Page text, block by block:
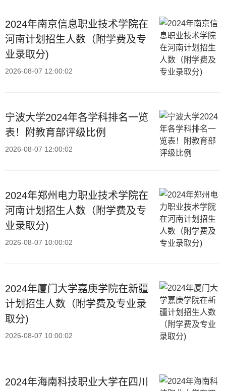
2024年南京信息职业技术学院在
河南计划招生人数（附学费及专
业录取分)
2026-08-07 12:00:02
宁波大学2024年各学科排名一览
表！附教育部评级比例
2026-08-07 12:00:02
2024年郑州电力职业技术学院在
河南计划招生人数（附学费及专
业录取分)
2026-08-07 10:00:02
2024年厦门大学嘉庚学院在新疆
计划招生人数（附学费及专业录
取分)
2026-08-07 10:00:02
2024年海南科技职业大学在四川